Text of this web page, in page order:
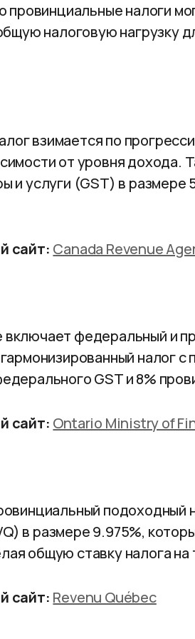
провинциальные налоги
налоговую нагрузку
взимается по
от уровня дохода.
и услуги (GST) в размере
сайт: Canada Revenue
федеральный и
налог
GST и 8%
сайт: Ontario Ministry of
подоходный
в размере 9.975%,
общую ставку налога на
сайт: Revenu Québec